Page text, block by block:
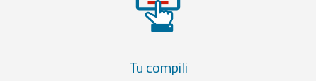
Tu compili